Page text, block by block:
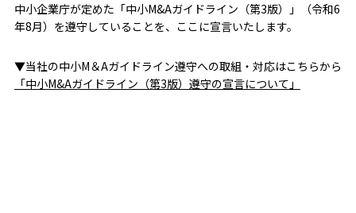
中小企業庁が定めた「中小M&Aガイドライン（第3版）」（令和6
年8月）を遵守していることを、ここに宣言いたします。
▼当社の中小M＆Aガイドライン遵守への取組・対応はこちらから
「中小M&Aガイドライン（第3版）遵守の宣言について」